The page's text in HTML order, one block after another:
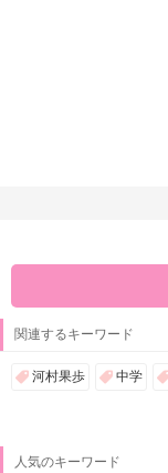
関連するキーワード
河村果歩 中学
人気のキーワード